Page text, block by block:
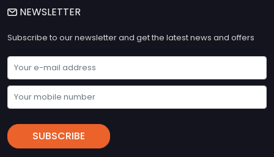
NEWSLETTER
Subscribe to our newsletter and get the latest news and offers
SUBSCRIBE